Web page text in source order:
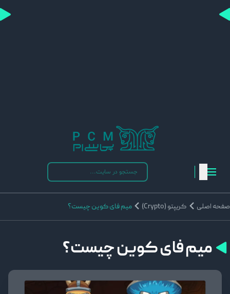
اصلی کریپتو (Crypto) میم فای کوین چیست؟
میم فای کوین چیست؟